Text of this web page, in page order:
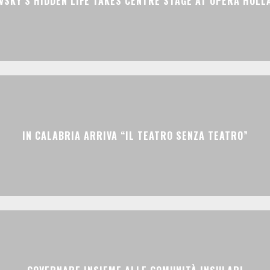
IN CALABRIA ARRIVA “IL TEATRO SENZA TEATRO”